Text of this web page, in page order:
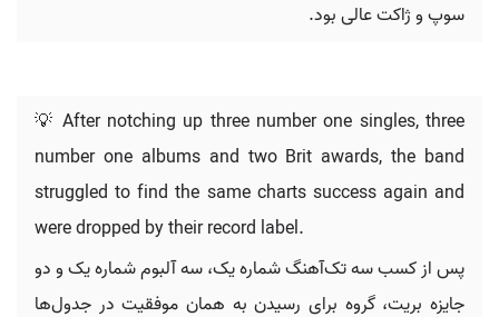
سوپ و ژاکت عالی بود.
💡 After notching up three number one singles, three
number one albums and two Brit awards, the band
struggled to find the same charts success again and
were dropped by their record label.
پس از کسب سه تک‌آهنگ شماره یک، سه آلبوم شماره یک و دو
جایزه بریت، گروه برای رسیدن به همان موفقیت در جدول‌ها